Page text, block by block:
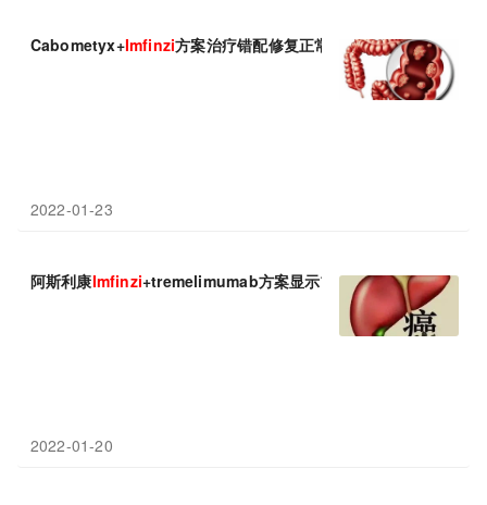
Cabometyx+Imfinzi方案治疗错配修复正常/微卫星稳定患者：疾
2022-01-23
阿斯利康Imfinzi+tremelimumab方案显示前所未有生存益处：3
2022-01-20